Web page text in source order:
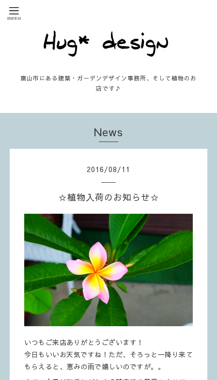
富山市にある建築・ガーデンデザイン事務所、そして植物のお
店です♪
News
2016/08/11
☆植物入荷のお知らせ☆
いつもご来店ありがとうございます！
今日もいいお天気ですね！ただ、そろっと一降り来て
もらえると、恵みの雨で嬉しいのですが。。